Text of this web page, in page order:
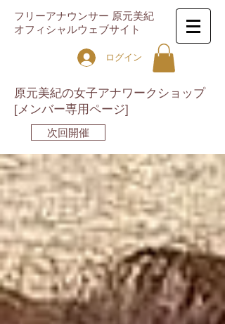
フリーアナウンサー 原元美紀
オフィシャルウェブサイト
ログイン
原元美紀の女子アナワークショップ
[メンバー専用ページ]
次回開催